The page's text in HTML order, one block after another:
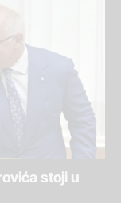
stoji u